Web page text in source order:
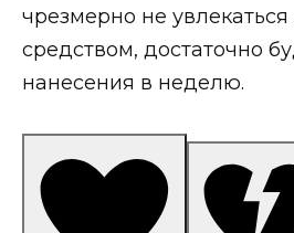
чрезмерно не
средством, достаточно
нанесения в неделю.